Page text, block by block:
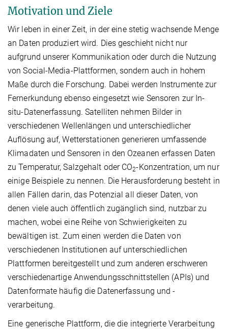
Motivation und Ziele
Wir leben in einer Zeit, in der eine stetig wachsende Menge
an Daten produziert wird. Dies geschieht nicht nur
aufgrund unserer Kommunikation oder durch die Nutzung
von Social-Media-Plattformen, sondern auch in hohem
Maße durch die Forschung. Dabei werden Instrumente zur
Fernerkundung ebenso eingesetzt wie Sensoren zur In-
situ-Datenerfassung. Satelliten nehmen Bilder in
verschiedenen Wellenlängen und unterschiedlicher
Auflösung auf, Wetterstationen generieren umfassende
Klimadaten und Sensoren in den Ozeanen erfassen Daten
zu Temperatur, Salzgehalt oder CO2-Konzentration, um nur
einige Beispiele zu nennen. Die Herausforderung besteht in
allen Fällen darin, das Potenzial all dieser Daten, von
denen viele auch öffentlich zugänglich sind, nutzbar zu
machen, wobei eine Reihe von Schwierigkeiten zu
bewältigen ist. Zum einen werden die Daten von
verschiedenen Institutionen auf unterschiedlichen
Plattformen bereitgestellt und zum anderen erschweren
verschiedenartige Anwendungsschnittstellen (APIs) und
Datenformate häufig die Datenerfassung und -
verarbeitung.
Eine generische Plattform, die die integrierte Verarbeitung